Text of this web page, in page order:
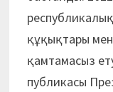
құқықтары
қамтамасыз
публикасы